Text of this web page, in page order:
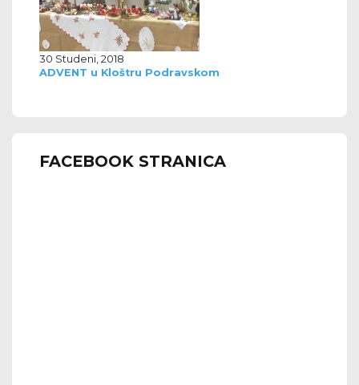
30 Studeni, 2018
ADVENT u Kloštru Podravskom
FACEBOOK STRANICA